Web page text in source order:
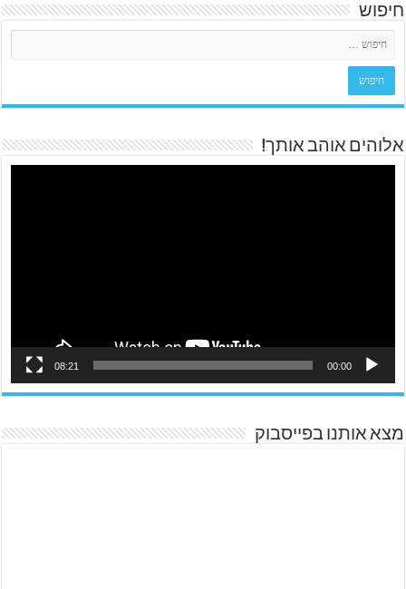
חיפוש
אלוהים אוהב אותך!
00:00
08:21
מצא אותנו בפייסבוק